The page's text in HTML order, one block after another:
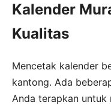
Kalender
Kualitas
Mencetak kalender
kantong. Ada
Anda terapkan untuk